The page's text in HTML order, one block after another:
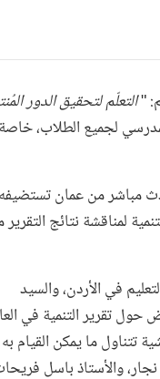
"التعلّم لتحقيق الدور
لجميع الطلاب، خاصة
في حدث مباشر من عمان تستضيفه
لمناقشة نتائج التقرير
في الأردن، والسيد
حول تقرير التنمية في
تتناول ما يمكن القيام به
والأستاذ باسل